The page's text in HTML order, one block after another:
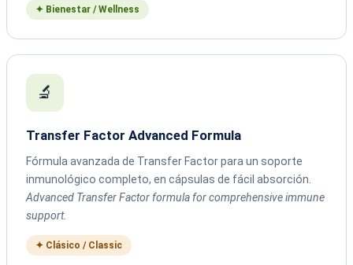
✦ Bienestar / Wellness
🔬
Transfer Factor Advanced Formula
Fórmula avanzada de Transfer Factor para un soporte
inmunológico completo, en cápsulas de fácil absorción.
Advanced Transfer Factor formula for comprehensive immune
support.
✦ Clásico / Classic